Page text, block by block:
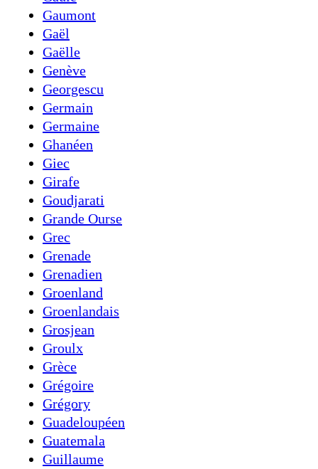
Gaumont
Gaël
Gaëlle
Genève
Georgescu
Germain
Germaine
Ghanéen
Giec
Girafe
Goudjarati
Grande Ourse
Grec
Grenade
Grenadien
Groenland
Groenlandais
Grosjean
Groulx
Grèce
Grégoire
Grégory
Guadeloupéen
Guatemala
Guillaume